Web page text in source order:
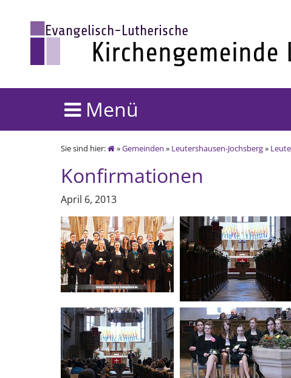
Menü
Sie sind hier: »Gemeinden » Leutershausen-Jochsberg»
Konfirmationen
April 6, 2013